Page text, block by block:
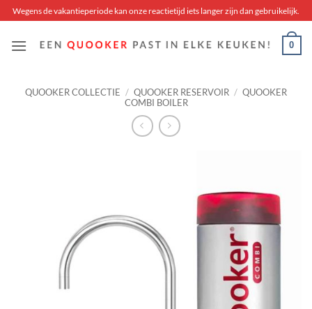
Skip
to
content
Wegens de vakantieperiode kan onze reactietijd iets langer zijn dan gebruikelijk.
0
QUOOKER COLLECTIE / QUOOKER RESERVOIR / QUOOKER
COMBI BOILER